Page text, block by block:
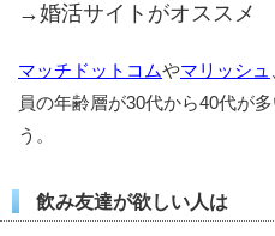
→婚活サイトがオススメ
マッチドットコムやマリッシュ
員の年齢層が30代から40代が
う。
飲み友達が欲しい人は